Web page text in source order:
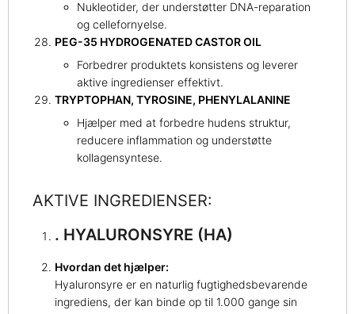
Nukleotider, der understøtter DNA-reparation
og cellefornyelse.
PEG-35 HYDROGENATED CASTOR OIL
Forbedrer produktets konsistens og leverer
aktive ingredienser effektivt.
TRYPTOPHAN, TYROSINE, PHENYLALANINE
Hjælper med at forbedre hudens struktur,
reducere inflammation og understøtte
kollagensyntese.
AKTIVE INGREDIENSER:
. HYALURONSYRE (HA)
Hvordan det hjælper:
Hyaluronsyre er en naturlig fugtighedsbevarende
ingrediens, der kan binde op til 1.000 gange sin